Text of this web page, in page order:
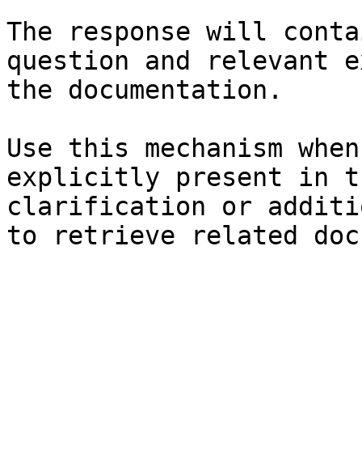
The response will
question and relevant
the documentation.
Use this mechanism
explicitly present in
clarification or